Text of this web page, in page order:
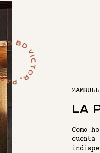
LAS
LA
Como
cuenta